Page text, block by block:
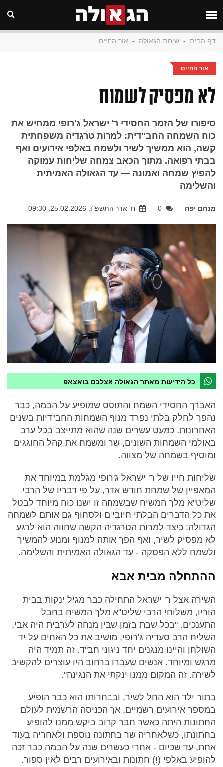
דף הבית - שיחת הגאולה - אור החיים
אור החיים
לא מפסיק לשמוח
סיפורו של הזמר החסידי ר' ישראל ג'רופי ממחיש את
כוח השמחה החב"דית: למרות טרגדיה משפחתית
קשה, הוא ממשיך לשיר ולשמח באלפי אירועים ואף
בבתי רפואה. מתוך הכאב צמחה שליחות עמוקה
להפיץ שמחה ואמונה — עד הגאולה האמיתית
והשלימה
מנחם יפה 0 ח' אדר התשפ"ו, 25.02.2026, 09:30
כל הידיעות מאתר הגאולה אצלכם בואצאפ
האברך החסידי השמח והתוסס שמופיע על הבמה, כבר
נהפך לחלק בלתי נפרד מנוף השמחות החב"דיות בשנים
האחרונות. כמעט עשרים שנה שהוא מתייצב בכל ערב
באולמי השמחות השונים, שר ומשמח את קהל החוגגים
ומוסיף בשמחה של מצווה.
שליחות חייו של ר' ישראל ג'רופי מגלמת במיוחד את
המאפיין של שמחת חודש אדר, על פי דבריו של הרבי
שליט"א מלך המשיח שבשמחה זו ישנו כוח מיוחד לבטל
את כל הדברים הבלתי חיוביים ולסחוף גם אותם לשמחה
הגדולה: כיצד למרות הטרגדיה הקשה שחווה הוא לרגע
לא מפסיק לשיר, ואף הפך אותה למנוף ומנוע להמשיך
ולשמח ללא הפסקה - עד הגאולה האמיתית והשלימה.
ההתחלה מבית אבא
השירה אצל ר' ישראל התחילה כבר מגיל ינקות בבית
הוריו, משלוחי הרבי שליט"א מלך המשיח בחבל
התענכים. "בכל שבת בזמן שבין מנחה לערבית היה אבי,
השליח הרב סעדיה ג'רופי, מושיב את כל האחים על יד
השולחן והיינו מנגנים יחד ניגוני חב"ד. זה תמיד היה
מרגש ומיוחד. אנשים שעברו ברחוב היו עוצרים להקשיב
לשירה. זה המקום ממנו ינקתי את הנגינה".
בתור ילד הוא החל לשיר, ובבחרותו הוא כבר הופיע
במספר אירועים רשמיים. אך הכניסה הרשמית לעולם
החתונות היתה כאשר חבר קרוב ביקש ממנו להופיע
בחתונתו, כשלאחריה שר בחתונה נוספת ולאחריה בעוד
אחת, עד שכיום - אחרי כעשרים שנה על הבמה כבר זכה
להופיע באלפי (!) חתונות ובאירועים רבים לאין ספור.